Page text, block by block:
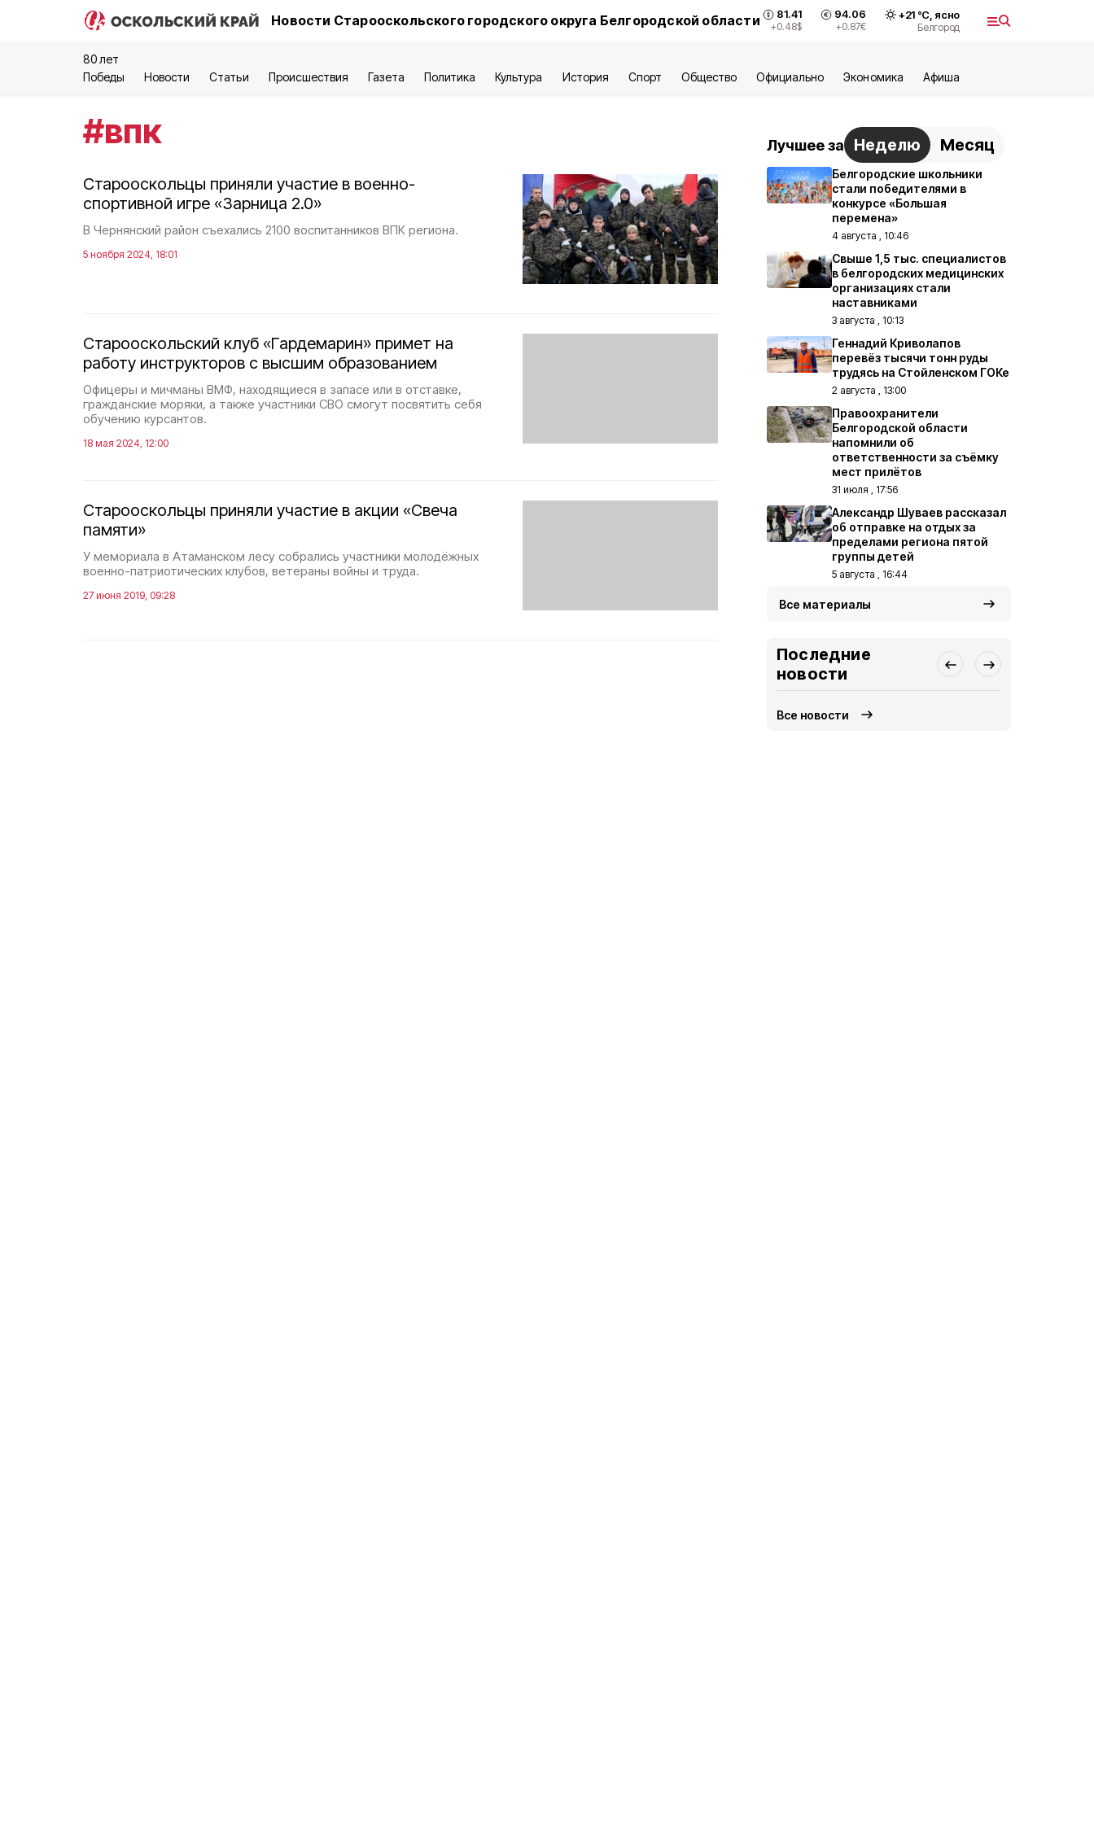
Новости Старооскольского городского округа Белгородской области 81.41
+0.48$
94.06
+0.87€
+21°С, ясно
Белгород
80 лет
Победы
Новости Статьи Происшествия Газета Политика Культура История Спорт Общество Официально Экономика Aфиша
#впк
Старооскольцы приняли участие в военно-
спортивной игре «Зарница 2.0»
В Чернянский район съехались 2100 воспитанников ВПК региона.
5 ноября 2024, 18:01
Старооскольский клуб «Гардемарин» примет на
работу инструкторов с высшим образованием
Офицеры и мичманы ВМФ, находящиеся в запасе или в отставке,
гражданские моряки, а также участники СВО смогут посвятить себя
обучению курсантов.
18 мая 2024, 12:00
Старооскольцы приняли участие в акции «Свеча
памяти»
У мемориала в Атаманском лесу собрались участники молодёжных
военно-патриотических клубов, ветераны войны и труда.
27 июня 2019, 09:28
Лучшее за Неделю Месяц
Белгородские школьники
стали победителями в
конкурсе «Большая
перемена»
4 августа , 10:46
Свыше 1,5 тыс. специалистов
в белгородских медицинских
организациях стали
наставниками
3 августа , 10:13
Геннадий Криволапов
перевёз тысячи тонн руды
трудясь на Стойленском ГОКе
2 августа , 13:00
Правоохранители
Белгородской области
напомнили об
ответственности за съёмку
мест прилётов
31 июля , 17:56
Александр Шуваев рассказал
об отправке на отдых за
пределами региона пятой
группы детей
5 августа , 16:44
Все материалы
Последние
новости
Все новости